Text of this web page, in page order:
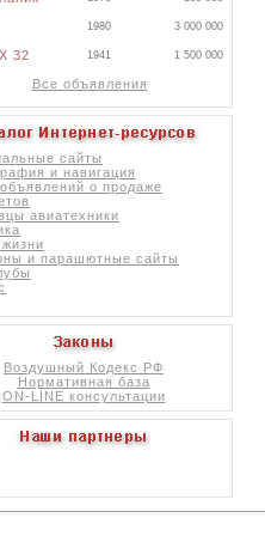
1980 3 000 000
32 1941 1 500 000
Все объявления
сайты
и навигация
о продаже
авиатехники
и парашютные сайты
Воздушный Кодекс РФ
Нормативная база
ON-LINE консультации